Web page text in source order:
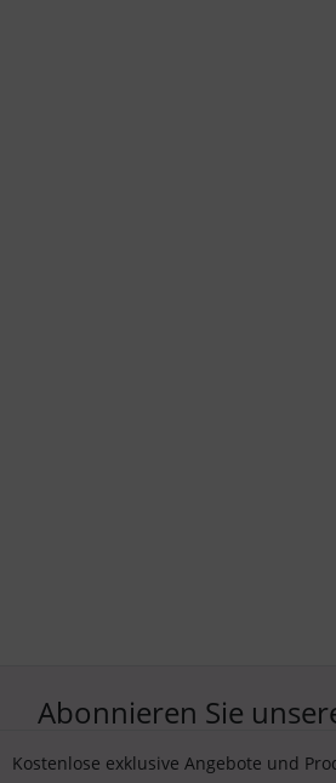
Abonnieren Sie
Kostenlose exklusive Angebote und